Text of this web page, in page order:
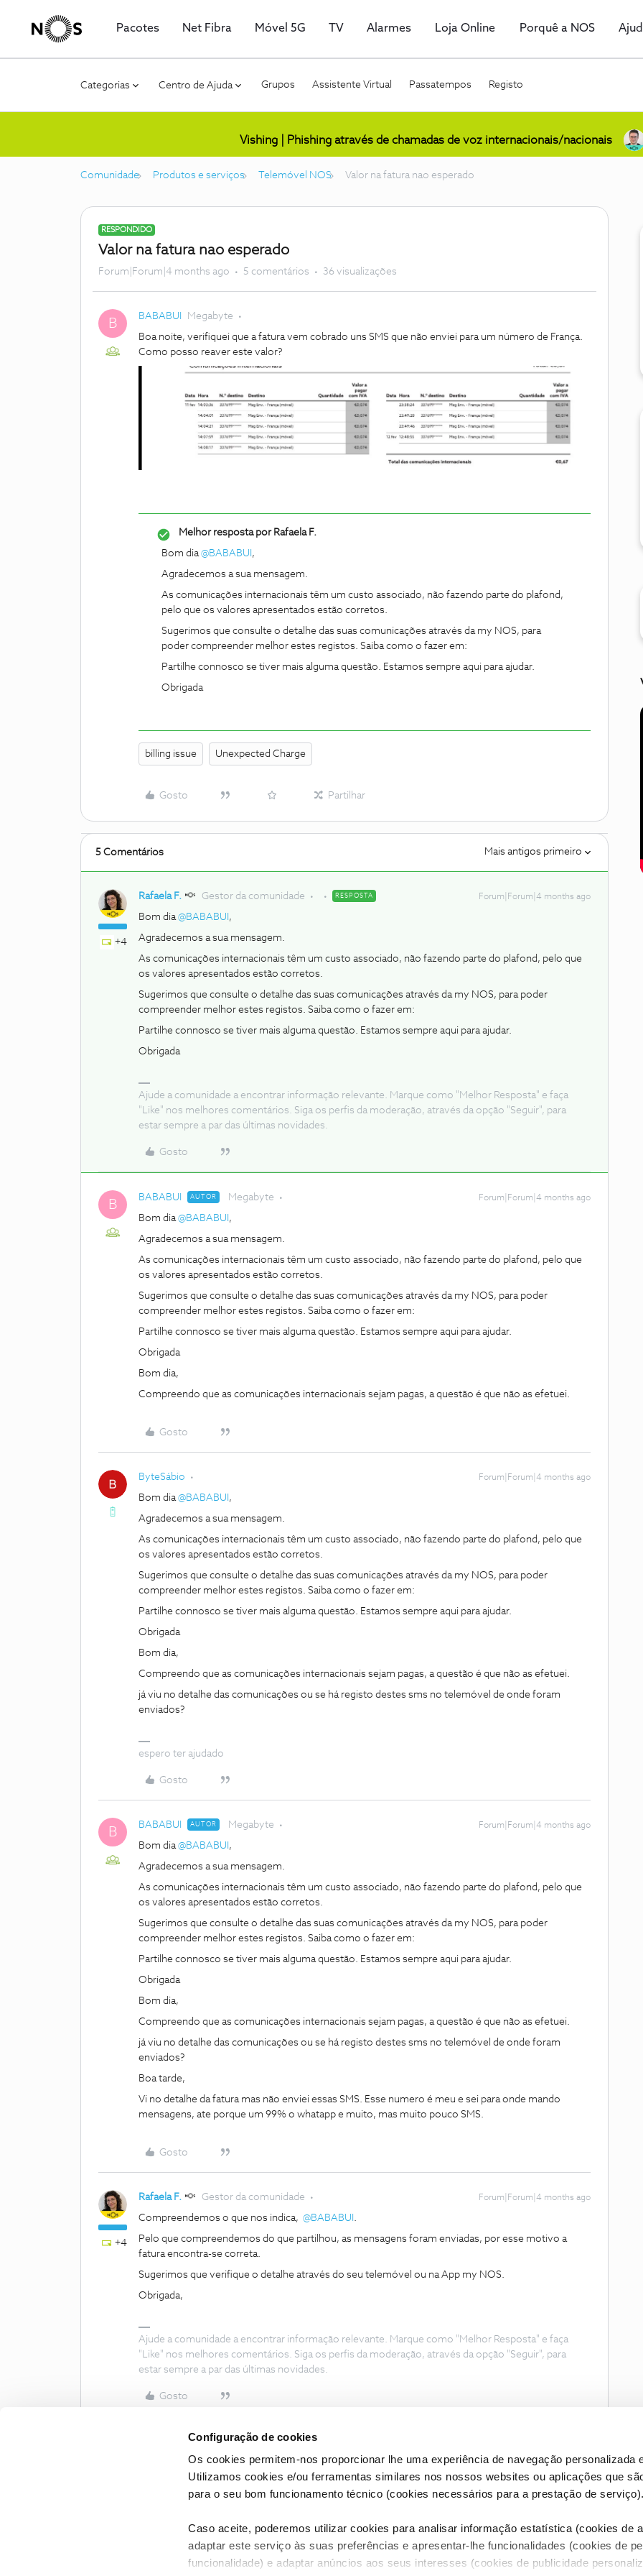
Configuração de cookies
Os cookies permitem-nos proporcionar lhe uma experiência de navegação personalizada
Utilizamos cookies e/ou ferramentas similares nos nossos websites ou aplicações que
para o seu bom funcionamento técnico (cookies necessários para a prestação de serviço).
Caso aceite, poderemos utilizar cookies para analisar informação estatística (cookies de
adaptar este serviço às suas preferências e apresentar-lhe funcionalidades (cookies de
funcionalidade) e adaptar anúncios aos seus interesses (cookies de publicidade
Pacotes Net Fibra Móvel 5G TV Alarmes Loja Online Porquê a NOS
Categorias Centro de Ajuda Grupos Assistente Virtual Passatempos Registo
Vishing | Phishing através de chamadas de voz internacionais/nacionais
Comunidade Produtos e serviços Telemóvel NOS Valor na fatura nao esperado
RESPONDIDO
Valor na fatura nao esperado
Forum|Forum|4 months ago 5 comentários 36 visualizações
B BABABUI Megabyte
Boa noite, verifiquei que a fatura vem cobrado uns SMS que não enviei para um número de França.
Como posso reaver este valor?
Melhor resposta porRafaela F.
Bom dia ​@BABABUI ,
Agradecemos a sua mensagem.
As comunicações internacionais têm um custo associado, não fazendo parte do plafond,
pelo que os valores apresentados estão corretos.
Sugerimos que consulte o detalhe das suas comunicações através da my NOS, para
poder compreender melhor estes registos. Saiba como o fazer em:
Partilhe connosco se tiver mais alguma questão. Estamos sempre aqui para ajudar.
Obrigada
billing issue Unexpected Charge
Gosto Partilhar
5 Comentários Mais antigos primeiro
+4
Rafaela F. Gestor da comunidade RESPOSTA Forum|Forum|4 months ago
Bom dia ​@BABABUI ,
Agradecemos a sua mensagem.
As comunicações internacionais têm um custo associado, não fazendo parte do plafond, pelo que
os valores apresentados estão corretos.
Sugerimos que consulte o detalhe das suas comunicações através da my NOS, para poder
compreender melhor estes registos. Saiba como o fazer em:
Partilhe connosco se tiver mais alguma questão. Estamos sempre aqui para ajudar.
Obrigada
Ajude a comunidade a encontrar informação relevante. Marque como "Melhor Resposta" e faça
"Like" nos melhores comentários. Siga os perfis da moderação, através da opção "Seguir", para
estar sempre a par das últimas novidades.
Gosto
B BABABUI AUTOR Megabyte Forum|Forum|4 months ago
Bom dia ​@BABABUI ,
Agradecemos a sua mensagem.
As comunicações internacionais têm um custo associado, não fazendo parte do plafond, pelo que
os valores apresentados estão corretos.
Sugerimos que consulte o detalhe das suas comunicações através da my NOS, para poder
compreender melhor estes registos. Saiba como o fazer em:
Partilhe connosco se tiver mais alguma questão. Estamos sempre aqui para ajudar.
Obrigada
Bom dia,
Compreendo que as comunicações internacionais sejam pagas, a questão é que não as efetuei.
Gosto
ByteSábio Forum|Forum|4 months ago
Bom dia ​@BABABUI ,
Agradecemos a sua mensagem.
As comunicações internacionais têm um custo associado, não fazendo parte do plafond, pelo que
os valores apresentados estão corretos.
Sugerimos que consulte o detalhe das suas comunicações através da my NOS, para poder
compreender melhor estes registos. Saiba como o fazer em:
Partilhe connosco se tiver mais alguma questão. Estamos sempre aqui para ajudar.
Obrigada
Bom dia,
Compreendo que as comunicações internacionais sejam pagas, a questão é que não as efetuei.
já viu no detalhe das comunicações ou se há registo destes sms no telemóvel de onde foram
enviados?
espero ter ajudado
Gosto
B BABABUI AUTOR Megabyte Forum|Forum|4 months ago
Bom dia ​@BABABUI ,
Agradecemos a sua mensagem.
As comunicações internacionais têm um custo associado, não fazendo parte do plafond, pelo que
os valores apresentados estão corretos.
Sugerimos que consulte o detalhe das suas comunicações através da my NOS, para poder
compreender melhor estes registos. Saiba como o fazer em:
Partilhe connosco se tiver mais alguma questão. Estamos sempre aqui para ajudar.
Obrigada
Bom dia,
Compreendo que as comunicações internacionais sejam pagas, a questão é que não as efetuei.
já viu no detalhe das comunicações ou se há registo destes sms no telemóvel de onde foram
enviados?
Boa tarde,
Vi no detalhe da fatura mas não enviei essas SMS. Esse numero é meu e sei para onde mando
mensagens, ate porque um 99% o whatapp e muito, mas muito pouco SMS.
Gosto
+4
Rafaela F. Gestor da comunidade Forum|Forum|4 months ago
Compreendemos o que nos indica, ​ @BABABUI .
Pelo que compreendemos do que partilhou, as mensagens foram enviadas, por esse motivo a
fatura encontra-se correta.
Sugerimos que verifique o detalhe através do seu telemóvel ou na App my NOS.
Obrigada,
Ajude a comunidade a encontrar informação relevante. Marque como "Melhor Resposta" e faça
"Like" nos melhores comentários. Siga os perfis da moderação, através da opção "Seguir", para
estar sempre a par das últimas novidades.
Gosto
Condições do Fórum NOS Accessibility statement